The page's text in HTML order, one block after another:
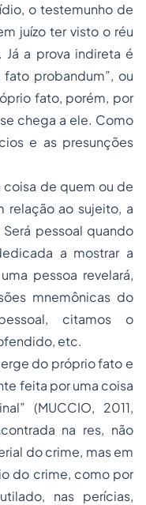
o testemunho de
juízo ter visto o réu
Já a prova indireta é
fato probandum”, ou
fato, porém, por
chega a ele. Como
e as presunções
coisa de quem ou de
relação ao sujeito, a
pessoal quando
a mostrar a
pessoa revelará,
mnemônicas do
citamos o
etc.
do próprio fato e
feita por uma coisa
(MUCCIO, 2011,
na res, não
do crime, mas em
do crime, como por
nas perícias,